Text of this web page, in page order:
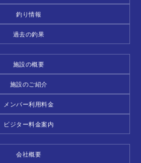
釣り情報
過去の釣果
施設の概要
施設のご紹介
メンバー利用料金
ビジター料金案内
会社概要